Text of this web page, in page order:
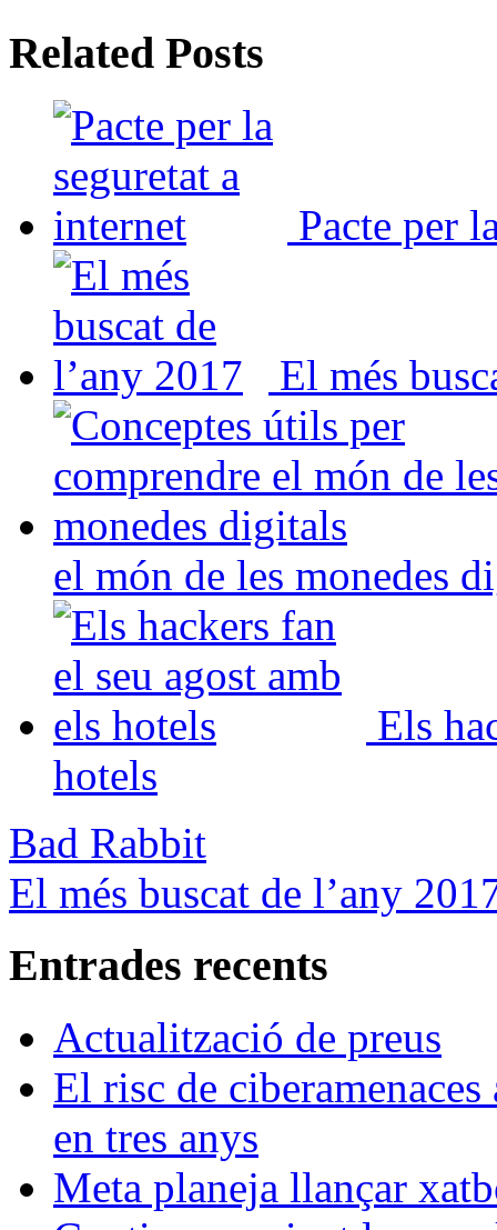
Related Posts
Pacte per
El més
el món de les monedes
Els
hotels
Bad Rabbit
El més buscat de l’any
Entrades recents
Actualització de preus
El risc de
en tres anys
Meta planeja llançar